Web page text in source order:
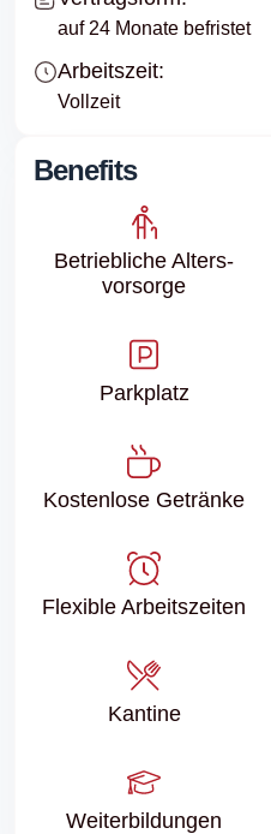
auf 24 Monate befristet
Arbeitszeit:
Vollzeit
Benefits
Betriebliche Alters­
vorsorge
Parkplatz
Kostenlose Getränke
Flexible Arbeitszeiten
Kantine
Weiter­bildungen